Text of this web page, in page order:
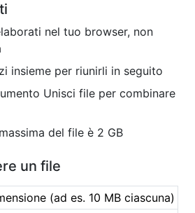
nel tuo browser, non
insieme per riunirli in seguito
Unisci file per combinare
del file è 2 GB
un file
(ad es. 10 MB ciascuna)